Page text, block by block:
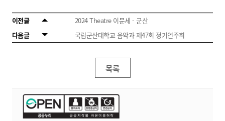
이전글
2024 Theatre 이문세 - 군산
다음글
국립군산대학교 음악과 제47회 정기연주회
목록